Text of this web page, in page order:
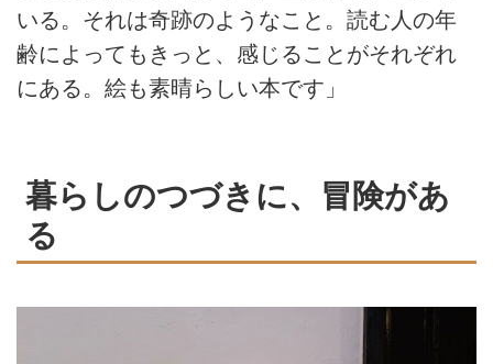
いる。それは奇跡のようなこと。読む人の年
齢によってもきっと、感じることがそれぞれ
にある。絵も素晴らしい本です」
暮らしのつづきに、冒険があ
る